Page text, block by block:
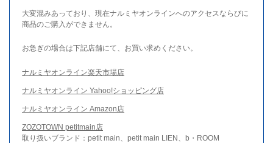
大変混みあっており、現在ナルミヤオンラインへのアクセスならびに
商品のご購入ができません。
お急ぎの場合は下記店舗にて、お買い求めください。
ナルミヤオンライン楽天市場店
ナルミヤオンライン Yahoo!ショッピング店
ナルミヤオンライン Amazon店
ZOZOTOWN petitmain店
取り扱いブランド：petit main、petit main LIEN、b・ROOM